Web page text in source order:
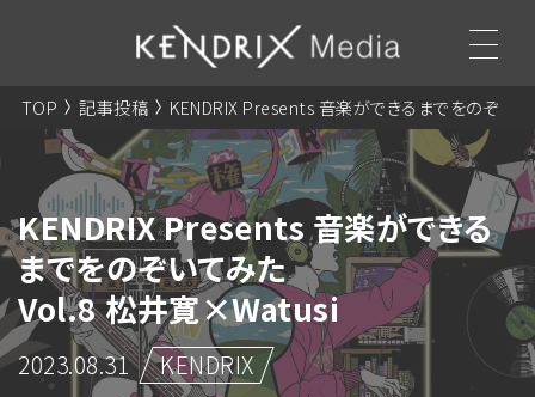
TOP 記事投稿
KENDRIX Presents 音楽ができるまでをのぞ
いてみた
Vol.8 松井寛×Watusi
KENDRIX Presents 音楽ができる
までをのぞいてみた
Vol.8 松井寛×Watusi
2023.08.31 KENDRIX